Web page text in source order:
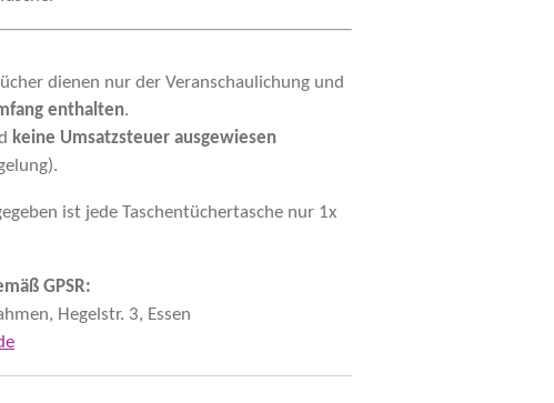
dienen nur der Veranschaulichung und
enthalten.
keine Umsatzsteuer ausgewiesen
ist jede Taschentüchertasche nur 1x
GPSR:
Hegelstr. 3, Essen